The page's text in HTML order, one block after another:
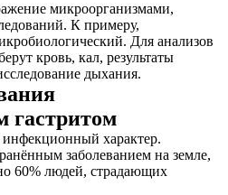
микроорганизмами,
К примеру,
Для анализов
кровь, кал, результаты
дыхания.
гастритом
инфекционный характер.
заболеванием на земле,
60% людей, страдающих